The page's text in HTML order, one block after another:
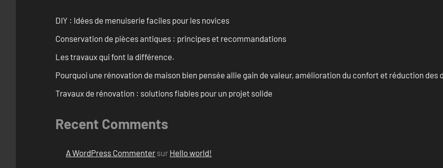
DIY : Idées de menuiserie faciles pour les novices
Conservation de pièces antiques : principes et recommandations
Les travaux qui font la différence.
Pourquoi une rénovation de maison bien pensée allie gain de valeur, amélioration du confort et réduction des
Travaux de rénovation : solutions fiables pour un projet solide
Recent Comments
A WordPress Commenter sur Hello world!